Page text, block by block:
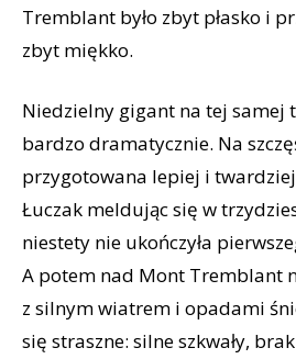
Tremblant było zbyt płasko i
zbyt miękko.
Niedzielny gigant na tej samej
bardzo dramatycznie. Na
przygotowana lepiej i
Łuczak meldując się w
niestety nie ukończyła
A potem nad Mont Tremblant
z silnym wiatrem i opadami
się straszne: silne szkwały,